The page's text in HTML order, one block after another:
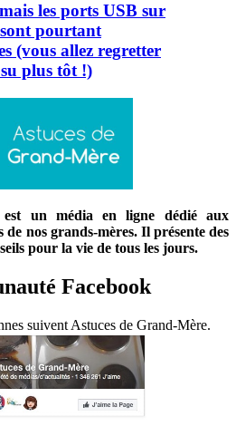
les ports USB sur
pourtant
(vous allez regretter
plus tôt !)
un média en ligne dédié aux
de nos grands-mères. Il présente des
pour la vie de tous les jours.
Facebook
suivent Astuces de Grand-Mère.